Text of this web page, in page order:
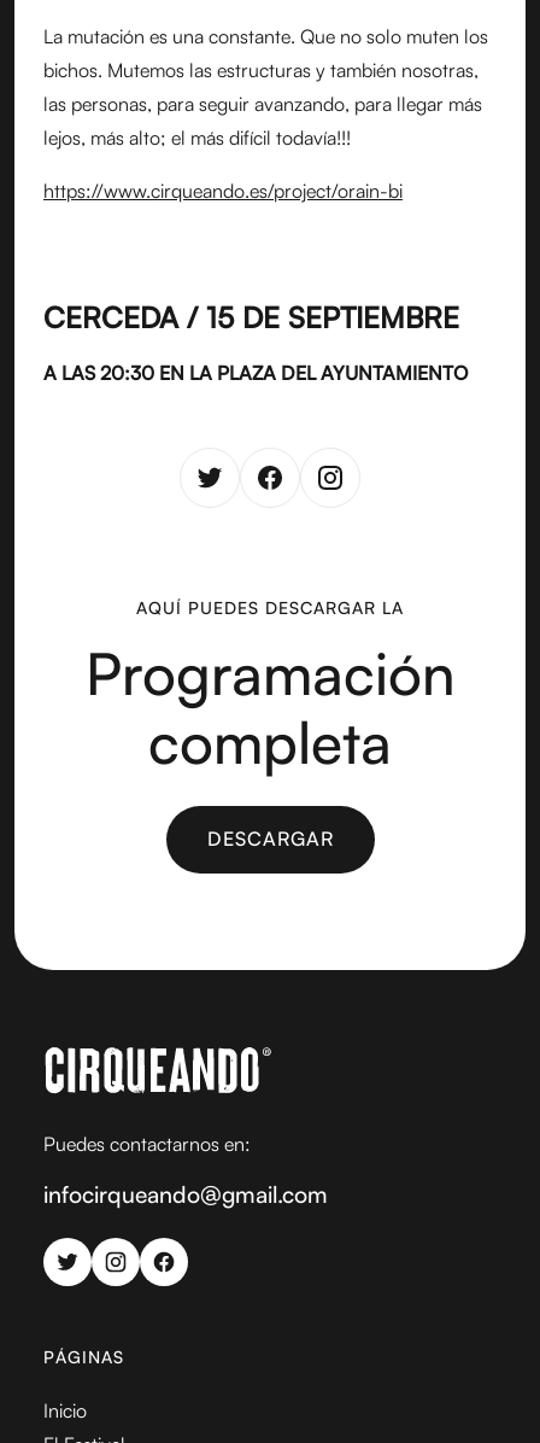
La mutación es una constante. Que no solo muten los
bichos. Mutemos las estructuras y también nosotras,
las personas, para seguir avanzando, para llegar más
lejos, más alto; el más difícil todavía!!!
https://www.cirqueando.es/project/orain-bi
CERCEDA / 15 DE SEPTIEMBRE
A LAS 20:30 EN LA PLAZA DEL AYUNTAMIENTO
AQUÍ PUEDES DESCARGAR LA
Programación
completa
DESCARGAR
Puedes contactarnos en:
infocirqueando@gmail.com
PÁGINAS
Inicio